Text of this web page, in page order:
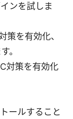
ンを試しま
策を有効化、
。
対策を有効化
ールすること